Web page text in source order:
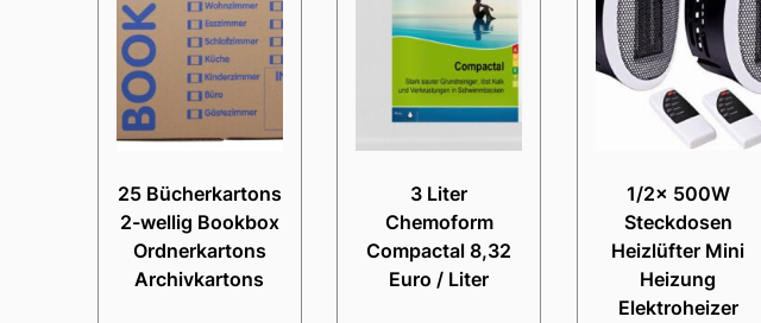
25 Bücherkartons
2-wellig Bookbox
Ordnerkartons
Archivkartons
3 Liter
Chemoform
Compactal 8,32
Euro / Liter
1/2x 500W
Steckdosen
Heizlüfter Mini
Heizung
Elektroheizer